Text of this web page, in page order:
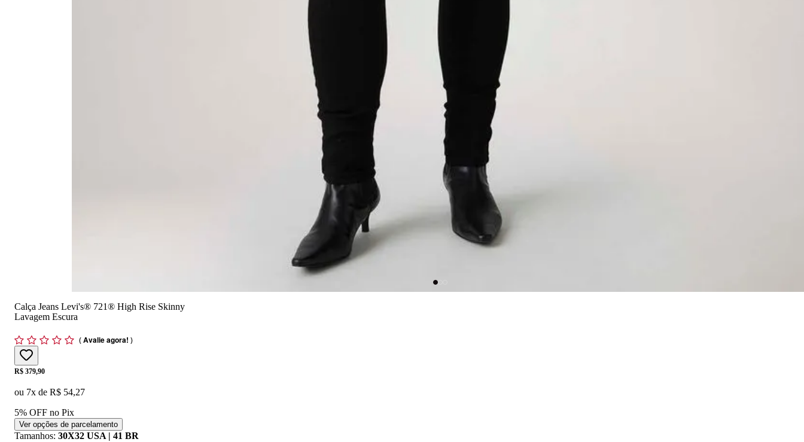
Calça Jeans Levi's® 721® High Rise Skinny
Lavagem Escura
(Avalie agora! )
Price:
R$ 379,90
ou 7x de R$ 54,27
5% OFF no Pix
Ver opções de parcelamento
Tamanhos: 30X32 USA | 41 BR